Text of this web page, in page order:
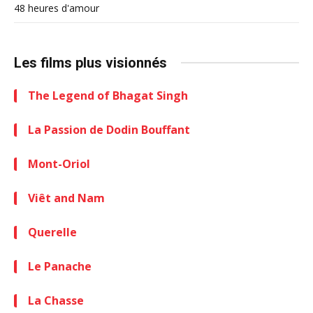
48 heures d'amour
Les films plus visionnés
The Legend of Bhagat Singh
La Passion de Dodin Bouffant
Mont-Oriol
Viêt and Nam
Querelle
Le Panache
La Chasse